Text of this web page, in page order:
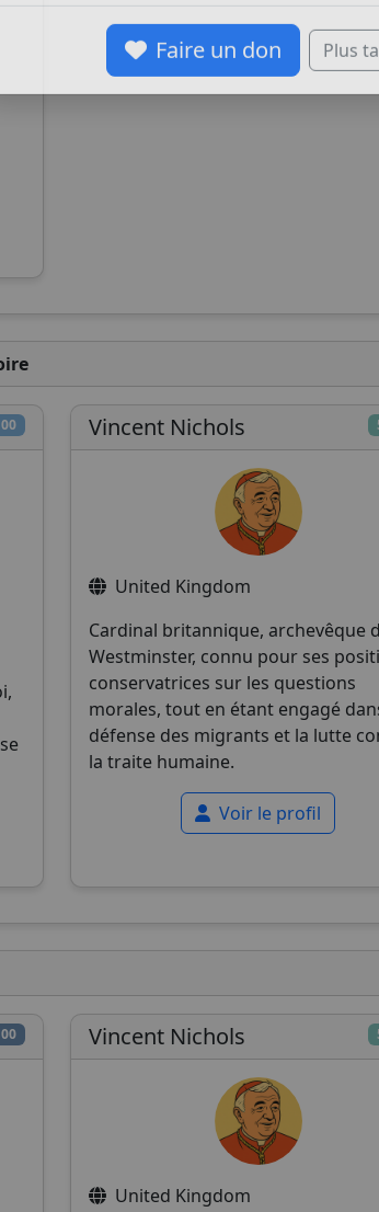
Vincent Nichols
United Kingdom
Cardinal britannique, archevêque
Westminster, connu pour ses
conservatrices sur les questions
morales, tout en étant engagé
défense des migrants et la lutte
la traite humaine.
Voir le profil
Vincent Nichols
United Kingdom
Faire un don Plus